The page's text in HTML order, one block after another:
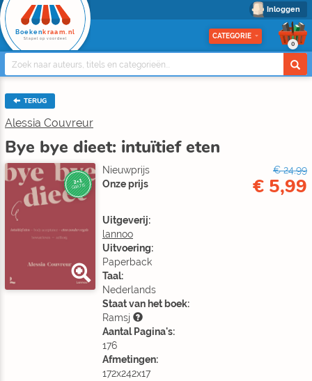
Inloggen
Boeken kraam.nl
Stapel op voordeel CATEGORIE
0
TERUG
Alessia Couvreur
Bye bye dieet: intuïtief eten
2+1
GRATIS
Nieuwprijs
€ 24,99
Onze prijs
€ 5,99
Uitgeverij:
lannoo
Uitvoering:
Paperback
Taal:
Nederlands
Staat van het boek:
Ramsj
Aantal Pagina's:
176
Afmetingen:
172x242x17